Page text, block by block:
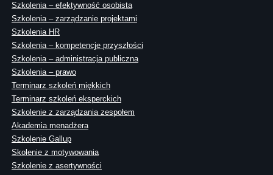
Szkolenia – efektywność osobista
Szkolenia – zarządzanie projektami
Szkolenia HR
Szkolenia – kompetencje przyszłości
Szkolenia – administracja publiczna
Szkolenia – prawo
Terminarz szkoleń miękkich
Terminarz szkoleń eksperckich
Szkolenie z zarządzania zespołem
Akademia menadżera
Szkolenie Gallup
Skolenie z motywowania
Szkolenie z asertywności